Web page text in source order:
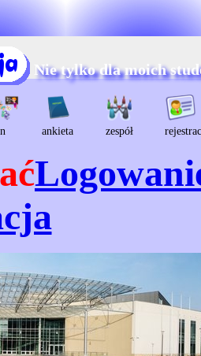
Nie tylko dla moich
ankieta zespół